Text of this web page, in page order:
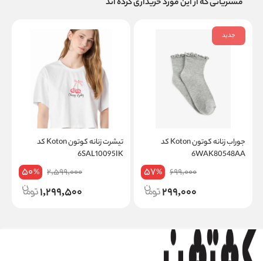
مشتریانی که از این مورد خریداری کرده اند
جدید
جوراب زنانه کوتون Koton کد
6WAK80548AA
699,000
57%
299,000
تیشرت زنانه کوتون Koton کد
6SAL10095IK
2,599,000
50%
1,299,500